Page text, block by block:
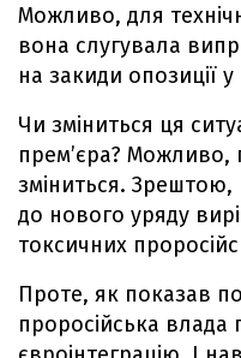
Можливо, для
вона слугувала
на закиди опозиції у
Чи зміниться ця
прем’єра? Можливо,
зміниться. Зрештою,
до нового уряду
токсичних
Проте, як показав
проросійська влада